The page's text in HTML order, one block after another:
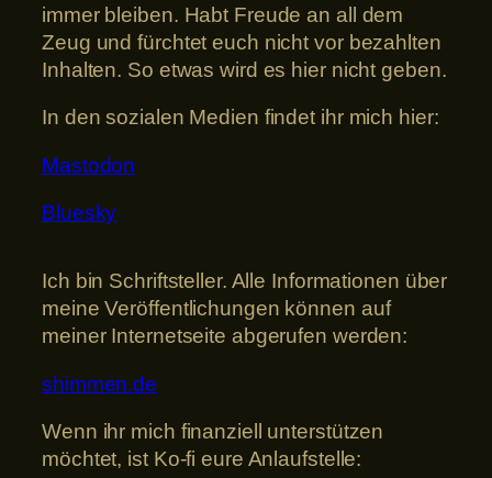
immer bleiben. Habt Freude an all dem
Zeug und fürchtet euch nicht vor bezahlten
Inhalten. So etwas wird es hier nicht geben.
In den sozialen Medien findet ihr mich hier:
Mastodon
Bluesky
Ich bin Schriftsteller. Alle Informationen über
meine Veröffentlichungen können auf
meiner Internetseite abgerufen werden:
shimmen.de
Wenn ihr mich finanziell unterstützen
möchtet, ist Ko-fi eure Anlaufstelle: